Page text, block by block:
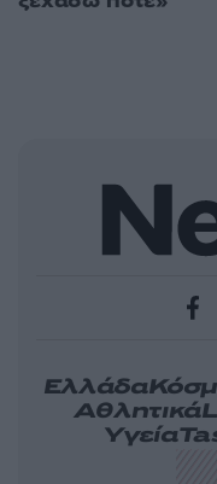
Ελλάδα
Αθλητικά
Υγεία